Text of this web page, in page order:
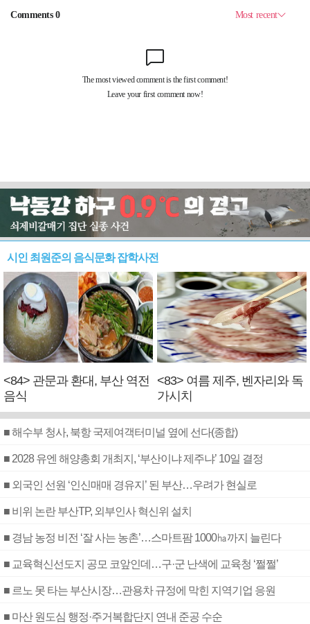
시인 최원준의 음식문화 잡학사전
<84> 관문과 환대, 부산 역전
음식
<83> 여름 제주, 벤자리와 독
가시치
■ 해수부 청사, 북항 국제여객터미널 옆에 선다(종합)
■ 2028 유엔 해양총회 개최지, ‘부산이냐 제주냐’ 10일 결정
■ 외국인 선원 ‘인신매매 경유지’ 된 부산…우려가 현실로
■ 비위 논란 부산TP, 외부인사 혁신위 설치
■ 경남 농정 비전 ‘잘 사는 농촌’…스마트팜 1000㏊까지 늘린다
■ 교육혁신선도지 공모 코앞인데…구·군 난색에 교육청 ‘쩔쩔’
■ 르노 못 타는 부산시장…관용차 규정에 막힌 지역기업 응원
■ 마산 원도심 행정·주거복합단지 연내 준공 수순